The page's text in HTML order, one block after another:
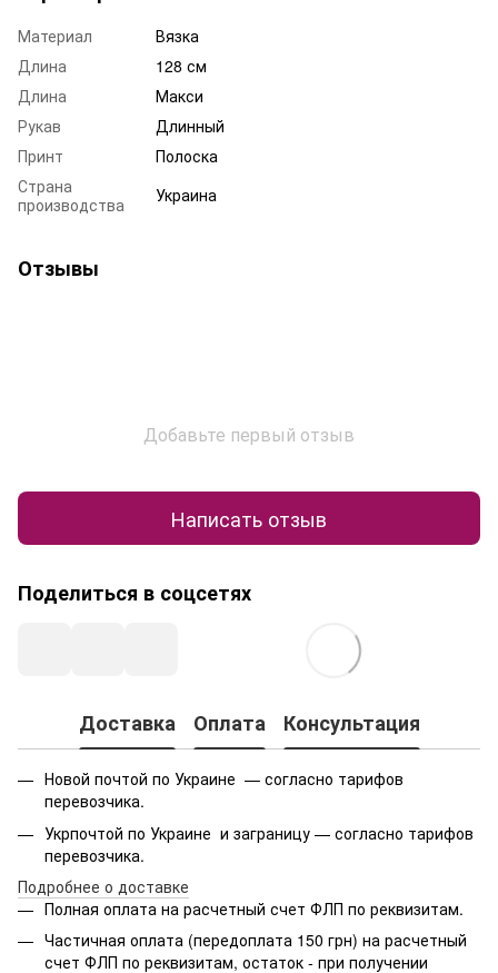
Материал
Вязка
Длина
128 см
Длина
Макси
Рукав
Длинный
Принт
Полоска
Страна
производства
Украина
Отзывы
Добавьте первый отзыв
Написать отзыв
Поделиться в соцсетях
Доставка Оплата Консультация
Новой почтой по Украине — согласно тарифов
перевозчика.
Укрпочтой по Украине и заграницу — согласно тарифов
перевозчика.
Подробнее о доставке
Полная оплата на расчетный счет ФЛП по реквизитам.
Частичная оплата (передоплата 150 грн) на расчетный
счет ФЛП по реквизитам, остаток - при получении